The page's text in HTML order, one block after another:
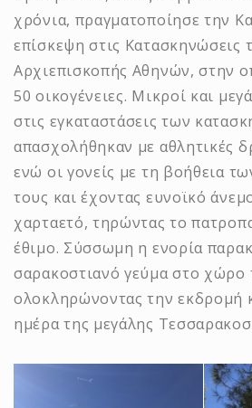
χρόνια, πραγματοποίησε την
επίσκεψη στις Κατασκηνώσεις
Αρχιεπισκοπής Αθηνών, στην
50 οικογένειες. Μικροί και
στις εγκαταστάσεις των
απασχολήθηκαν με αθλητικές
ενώ οι γονείς με τη βοήθεια
τους και έχοντας ευνοϊκό
χαρταετό, τηρώντας το
έθιμο. Σύσσωμη η ενορία
σαρακοστιανό γεύμα στο χώρο
ολοκληρώνοντας την εκδρομή
ημέρα της μεγάλης